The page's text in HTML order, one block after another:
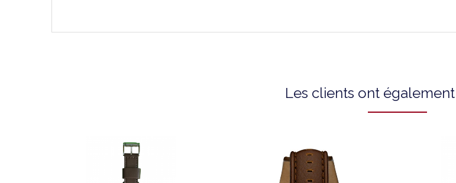
Les clients ont